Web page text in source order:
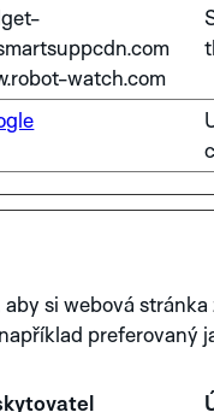
watch.com
si webová
preferovaný